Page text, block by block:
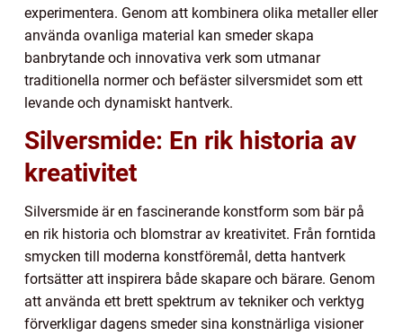
experimentera. Genom att kombinera olika metaller eller
använda ovanliga material kan smeder skapa
banbrytande och innovativa verk som utmanar
traditionella normer och befäster silversmidet som ett
levande och dynamiskt hantverk.
Silversmide: En rik historia av
kreativitet
Silversmide är en fascinerande konstform som bär på
en rik historia och blomstrar av kreativitet. Från forntida
smycken till moderna konstföremål, detta hantverk
fortsätter att inspirera både skapare och bärare. Genom
att använda ett brett spektrum av tekniker och verktyg
förverkligar dagens smeder sina konstnärliga visioner